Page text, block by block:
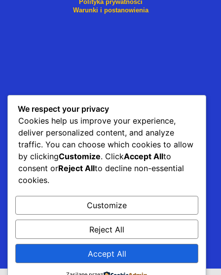
Polityka prywatności
Warunki i postanowienia
Ten projekt jest wspierany przez
We respect your privacy
Cookies help us improve your experience,
deliver personalized content, and analyze
traffic. You can choose which cookies to allow
by clickingCustomize. ClickAccept Allto
consent orReject Allto decline non-essential
cookies.
Customize
Reject All
Accept All